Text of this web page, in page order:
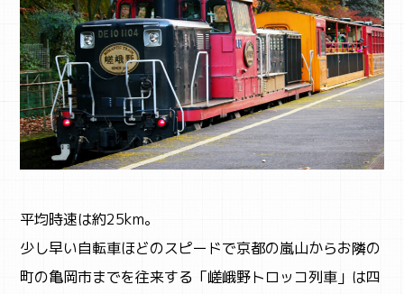
平均時速は約25km。
少し早い自転車ほどのスピードで京都の嵐山からお隣の
町の亀岡市までを往来する「嵯峨野トロッコ列車」は四